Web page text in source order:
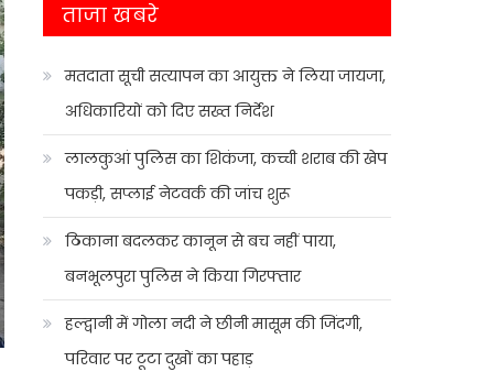
ताजा खबरे
मतदाता सूची सत्यापन का आयुक्त ने लिया जायजा,
अधिकारियों को दिए सख्त निर्देश
लालकुआं पुलिस का शिकंजा, कच्ची शराब की खेप
पकड़ी, सप्लाई नेटवर्क की जांच शुरू
ठिकाना बदलकर कानून से बच नहीं पाया,
बनभूलपुरा पुलिस ने किया गिरफ्तार
हल्द्वानी में गोला नदी ने छीनी मासूम की जिंदगी,
परिवार पर टूटा दुखों का पहाड़